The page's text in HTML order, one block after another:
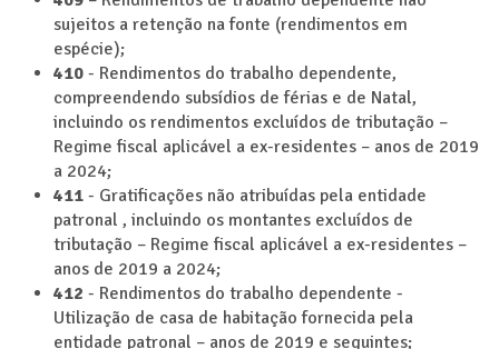
sujeitos a retenção na fonte (rendimentos em
espécie);
410 - Rendimentos do trabalho dependente,
compreendendo subsídios de férias e de Natal,
incluindo os rendimentos excluídos de tributação –
Regime fiscal aplicável a ex-residentes – anos de 2019
a 2024;
411 - Gratificações não atribuídas pela entidade
patronal , incluindo os montantes excluídos de
tributação – Regime fiscal aplicável a ex-residentes –
anos de 2019 a 2024;
412 - Rendimentos do trabalho dependente -
Utilização de casa de habitação fornecida pela
entidade patronal – anos de 2019 e seguintes;